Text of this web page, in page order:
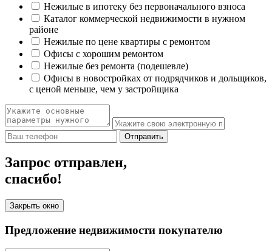
Нежилые в ипотеку без первоначального взноса
Каталог коммерческой недвижимости в нужном
районе
Нежилые по цене квартиры с ремонтом
Офисы с хорошим ремонтом
Нежилые без ремонта (подешевле)
Офисы в новостройках от подрядчиков и дольщиков,
с ценой меньше, чем у застройщика
Отправить
Запрос отправлен,
спасибо!
Закрыть окно
Предложение недвижимости покупателю